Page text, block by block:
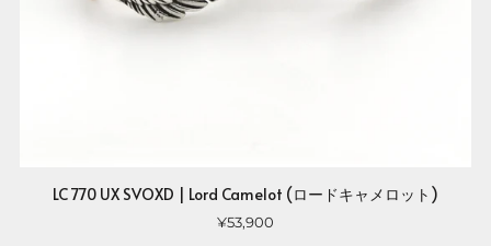
LC 770 UX SVOXD | Lord Camelot (ロードキャメロット)
¥53,900